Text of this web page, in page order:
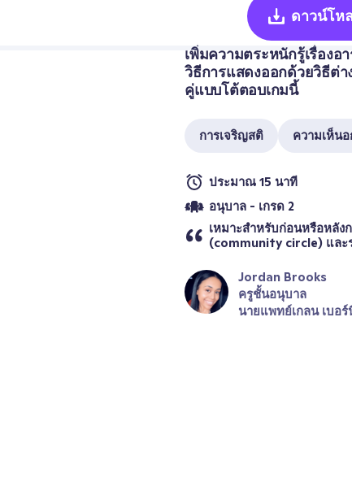
ดาวน์โห
เพิ่มความตระหนักรู้เรื่องอ
วิธีการแสดงออกด้วยวิธีต่า
คู่แบบโต้ตอบเกมนี้
การเจริญสติ ความเห็น
ประมาณ 15 นาที
อนุบาล - เกรด 2
เหมาะสำหรับก่อนหรือหลัง
(community circle) และ
Jordan Brooks
ครูชั้นอนุบาล
นายแพทย์เกลน เบอร์